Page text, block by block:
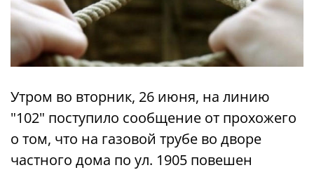
Утром во вторник, 26 июня, на линию
"102" поступило сообщение от прохожего
о том, что на газовой трубе во дворе
частного дома по ул. 1905 повешен